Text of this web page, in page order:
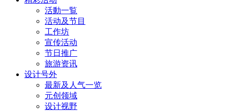
活動一覧
活动及节目
工作坊
宣传活动
节日推广
旅游资讯
设计号外
最新及人气一览
元创领域
设计视野